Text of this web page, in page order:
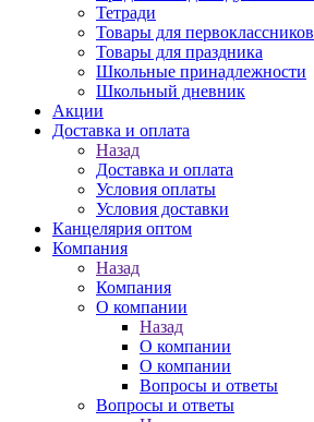
Тетради
Товары для первоклассников
Товары для праздника
Школьные принадлежности
Школьный дневник
Акции
Доставка и оплата
Назад
Доставка и оплата
Условия оплаты
Условия доставки
Канцелярия оптом
Компания
Назад
Компания
О компании
Назад
О компании
О компании
Вопросы и ответы
Вопросы и ответы